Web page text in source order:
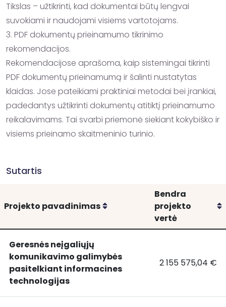
Tikslas – užtikrinti, kad dokumentai būtų lengvai
suvokiami ir naudojami visiems vartotojams.
3. PDF dokumentų prieinamumo tikrinimo
rekomendacijos.
Rekomendacijose aprašoma, kaip sistemingai tikrinti
PDF dokumentų prieinamumą ir šalinti nustatytas
klaidas. Jose pateikiami praktiniai metodai bei įrankiai,
padedantys užtikrinti dokumentų atitiktį prieinamumo
reikalavimams. Tai svarbi priemonė siekiant kokybiško ir
visiems prieinamo skaitmeninio turinio.
Sutartis
Projekto pavadinimas Rikiuoti
Bendra
projekto
vertė
Geresnės
neįgaliųjų
Geresnės neįgaliųjų
komunikavimo galimybės
pasitelkiant informacines
technologijas
Geresnės
2 155 575,04 €